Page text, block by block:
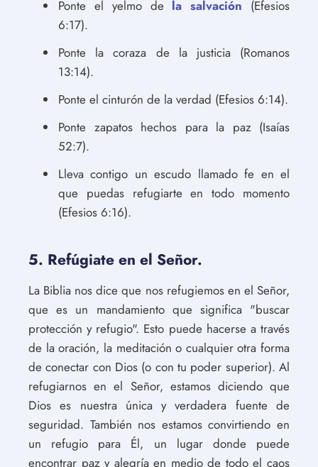
Ponte el yelmo de la salvación (Efesios
6:17).
Ponte la coraza de la justicia (Romanos
13:14).
Ponte el cinturón de la verdad (Efesios 6:14).
Ponte zapatos hechos para la paz (Isaías
52:7).
Lleva contigo un escudo llamado fe en el
que puedas refugiarte en todo momento
(Efesios 6:16).
5. Refúgiate en el Señor.
La Biblia nos dice que nos refugiemos en el Señor,
que es un mandamiento que significa "buscar
protección y refugio". Esto puede hacerse a través
de la oración, la meditación o cualquier otra forma
de conectar con Dios (o con tu poder superior). Al
refugiarnos en el Señor, estamos diciendo que
Dios es nuestra única y verdadera fuente de
seguridad. También nos estamos convirtiendo en
un refugio para Él, un lugar donde puede
encontrar paz y alegría en medio de todo el caos